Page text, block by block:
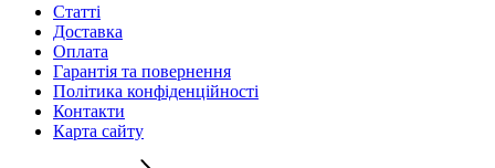
Статті
Доставка
Оплата
Гарантія та повернення
Політика конфіденційності
Контакти
Карта сайту